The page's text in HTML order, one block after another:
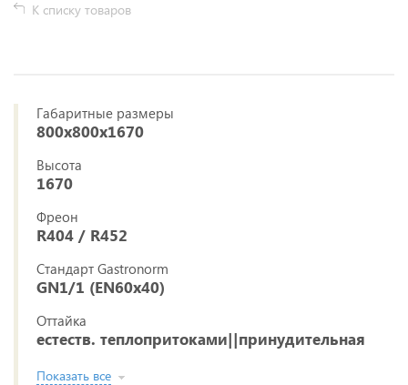
К списку товаров
Габаритные размеры
800x800x1670
Высота
1670
Фреон
R404 / R452
Стандарт Gastronorm
GN1/1 (EN60x40)
Оттайка
естеств. теплопритоками||принудительная
Показать все